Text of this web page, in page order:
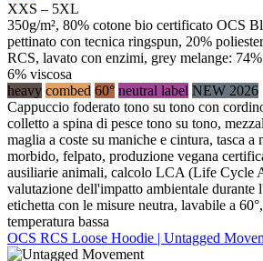
XXS – 5XL
350g/m², 80% cotone bio certificato OCS
pettinato con tecnica ringspun, 20%
RCS, lavato con enzimi, grey melange:
6% viscosa
heavy combed 60° neutral label NEW 2026
Cappuccio foderato tono su tono con
colletto a spina di pesce tono su tono,
maglia a coste su maniche e cintura, tasca a
morbido, felpato, produzione vegana
ausiliarie animali, calcolo LCA (Life Cycle
valutazione dell'impatto ambientale durante
etichetta con le misure neutra, lavabile a
temperatura bassa
OCS RCS Loose Hoodie | Untagged